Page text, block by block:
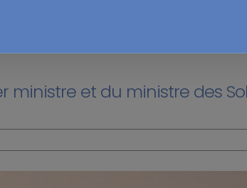
ministre et du ministre des